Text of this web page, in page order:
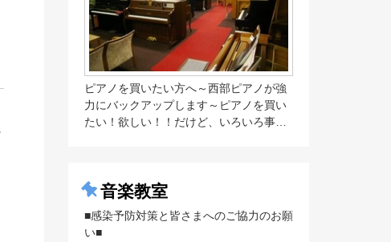
ピアノを買いたい方へ～西部ピアノが強
力にバックアップします～ピアノを買い
たい！欲しい！！だけど、いろいろ事…
音楽教室
■感染予防対策と皆さまへのご協力のお願
い■